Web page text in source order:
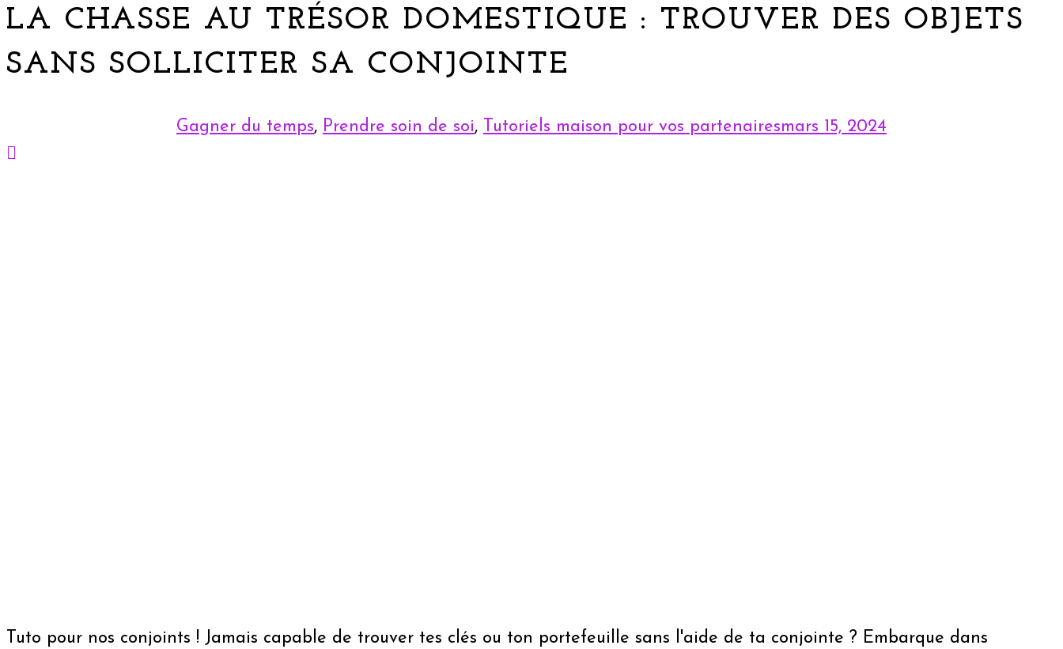
LA CHASSE AU TRÉSOR DOMESTIQUE : TROUVER DES OBJETS
SANS SOLLICITER SA CONJOINTE
Gagner du temps, Prendre soin de soi, Tutoriels maison pour vos partenairesmars 15, 2024
Tuto pour nos conjoints ! Jamais capable de trouver tes clés ou ton portefeuille sans l'aide de ta conjointe ? Embarque dans